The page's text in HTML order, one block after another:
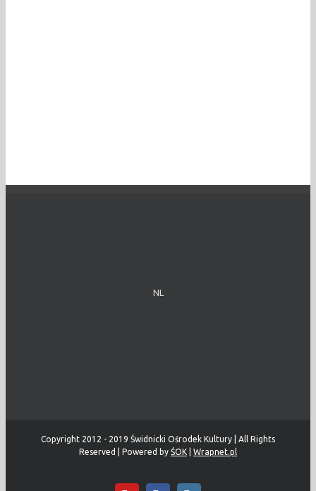
NL
Copyright 2012 - 2019 Świdnicki Ośrodek Kultury | All Rights
Reserved | Powered by ŚOK Wrapnet.pl